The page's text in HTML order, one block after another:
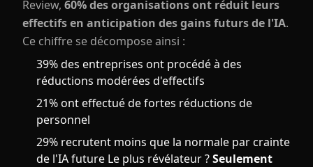
Review, 60% des organisations ont réduit leurs
effectifs en anticipation des gains futurs de l'IA.
Ce chiffre se décompose ainsi :
39% des entreprises ont procédé à des
réductions modérées d'effectifs
21% ont effectué de fortes réductions de
personnel
29% recrutent moins que la normale par crainte
de l'IA future Le plus révélateur ?Seulement